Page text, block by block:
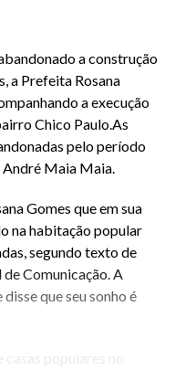
a construção
a Prefeita Rosana
a execução
Chico Paulo.As
pelo período
Maia Maia.
Gomes que em sua
na habitação popular
segundo texto de
Comunicação. A
que seu sonho é